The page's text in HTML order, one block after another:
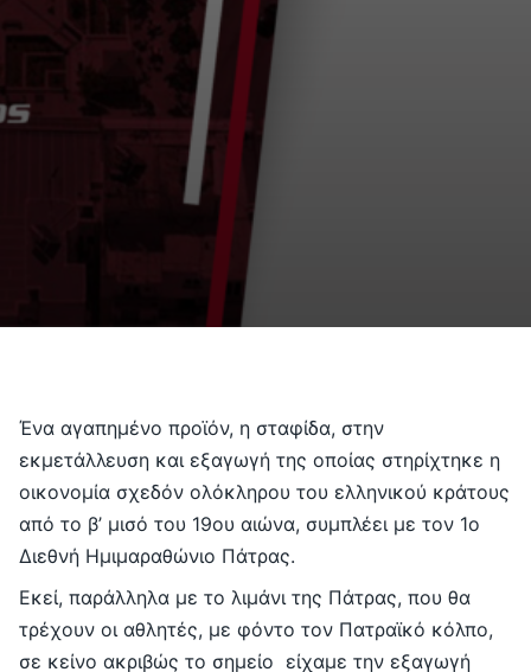
Ένα αγαπημένο προϊόν, η σταφίδα, στην
εκμετάλλευση και εξαγωγή της οποίας στηρίχτηκε η
οικονομία σχεδόν ολόκληρου του ελληνικού κράτους
από το β’ μισό του 19ου αιώνα, συμπλέει με τον 1ο
Διεθνή Ημιμαραθώνιο Πάτρας.
Εκεί, παράλληλα με το λιμάνι της Πάτρας, που θα
τρέχουν οι αθλητές, με φόντο τον Πατραϊκό κόλπο,
σε κείνο ακριβώς το σημείο είχαμε την εξαγωγή